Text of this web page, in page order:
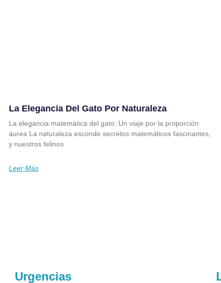
La Elegancia Del Gato Por Naturaleza
La elegancia matemática del gato: Un viaje por la proporción
áurea La naturaleza esconde secretos matemáticos fascinantes,
y nuestros felinos
Leer Más
Urgencias